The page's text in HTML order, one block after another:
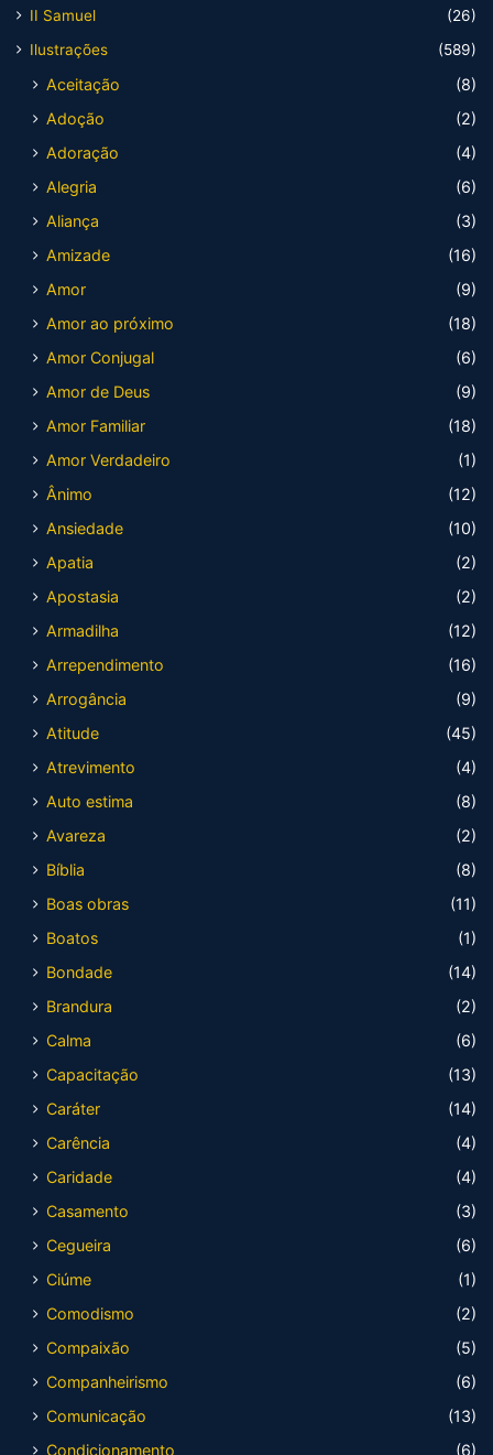
II Samuel
(26)
Ilustrações
(589)
Aceitação
(8)
Adoção
(2)
Adoração
(4)
Alegria
(6)
Aliança
(3)
Amizade
(16)
Amor
(9)
Amor ao próximo
(18)
Amor Conjugal
(6)
Amor de Deus
(9)
Amor Familiar
(18)
Amor Verdadeiro
(1)
Ânimo
(12)
Ansiedade
(10)
Apatia
(2)
Apostasia
(2)
Armadilha
(12)
Arrependimento
(16)
Arrogância
(9)
Atitude
(45)
Atrevimento
(4)
Auto estima
(8)
Avareza
(2)
Bíblia
(8)
Boas obras
(11)
Boatos
(1)
Bondade
(14)
Brandura
(2)
Calma
(6)
Capacitação
(13)
Caráter
(14)
Carência
(4)
Caridade
(4)
Casamento
(3)
Cegueira
(6)
Ciúme
(1)
Comodismo
(2)
Compaixão
(5)
Companheirismo
(6)
Comunicação
(13)
Condicionamento
(6)